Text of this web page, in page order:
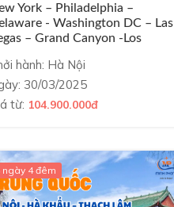
York – Philadelphia –
- Washington DC – Las
– Grand Canyon -Los
hành: Hà Nội
30/03/2025
từ: 104.900.000đ
ngày 4 đêm